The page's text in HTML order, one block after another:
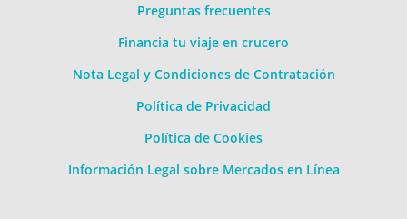
Preguntas frecuentes
Financia tu viaje en crucero
Nota Legal y Condiciones de Contratación
Política de Privacidad
Política de Cookies
Información Legal sobre Mercados en Línea